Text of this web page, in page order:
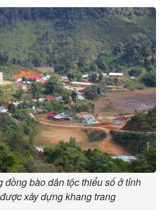
đồng bào dân tộc thiểu số ở tỉnh
xây dựng khang trang